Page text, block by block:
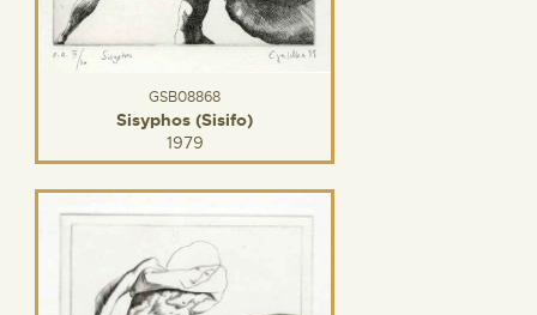
GSB08868
Sisyphos (Sisifo)
1979